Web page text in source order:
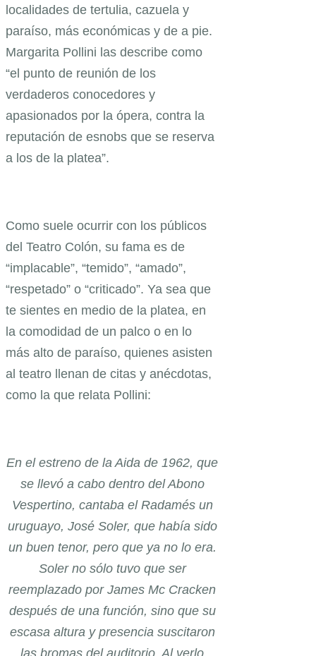
localidades de tertulia, cazuela y
paraíso, más económicas y de a pie.
Margarita Pollini las describe como
“el punto de reunión de los
verdaderos conocedores y
apasionados por la ópera, contra la
reputación de esnobs que se reserva
a los de la platea”.
Como suele ocurrir con los públicos
del Teatro Colón, su fama es de
“implacable”, “temido”, “amado”,
“respetado” o “criticado”. Ya sea que
te sientes en medio de la platea, en
la comodidad de un palco o en lo
más alto de paraíso, quienes asisten
al teatro llenan de citas y anécdotas,
como la que relata Pollini:
En el estreno de la Aida de 1962, que
se llevó a cabo dentro del Abono
Vespertino, cantaba el Radamés un
uruguayo, José Soler, que había sido
un buen tenor, pero que ya no lo era.
Soler no sólo tuvo que ser
reemplazado por James Mc Cracken
después de una función, sino que su
escasa altura y presencia suscitaron